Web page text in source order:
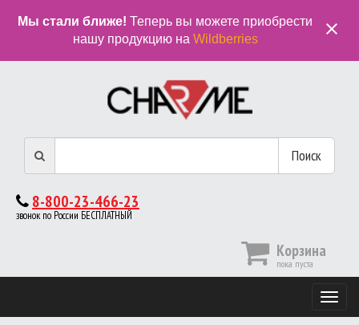
Мы стали ближе! Теперь вы можете приобрести
нашу продукцию на Wildberries
close
Поиск
8-800-23-466-23
звонок по России БЕСПЛАТНЫЙ
Корзина
пока пуста
меню